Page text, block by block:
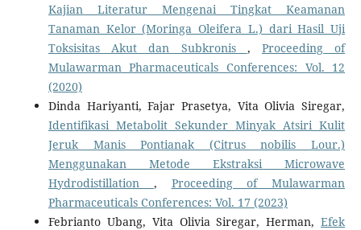
Kajian Literatur Mengenai Tingkat Keamanan
Tanaman Kelor (Moringa Oleifera L.) dari Hasil Uji
Toksisitas Akut dan Subkronis , Proceeding of
Mulawarman Pharmaceuticals Conferences: Vol. 12
(2020)
Dinda Hariyanti, Fajar Prasetya, Vita Olivia Siregar,
Identifikasi Metabolit Sekunder Minyak Atsiri Kulit
Jeruk Manis Pontianak (Citrus nobilis Lour.)
Menggunakan Metode Ekstraksi Microwave
Hydrodistillation , Proceeding of Mulawarman
Pharmaceuticals Conferences: Vol. 17 (2023)
Febrianto Ubang, Vita Olivia Siregar, Herman,Efek